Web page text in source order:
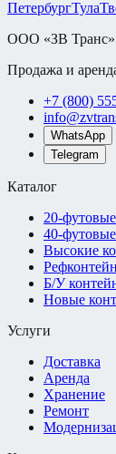
ПетербургТула
ООО «ЗВ Транс»
Продажа и
+7 (800)
WhatsApp
Telegram
Каталог
20-
40-
Высокие
Б/У
Новые
Услуги
Доставка
Аренда
Хранение
Ремонт